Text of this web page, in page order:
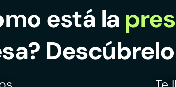
está la
Descúbrelo